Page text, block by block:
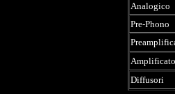
Analogico
Pre-Phono
Diffusori